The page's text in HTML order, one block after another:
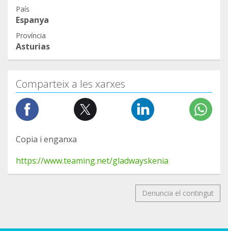
País
Espanya
Província
Asturias
Comparteix a les xarxes
Copia i enganxa
https://www.teaming.net/gladwayskenia
Denuncia el contingut